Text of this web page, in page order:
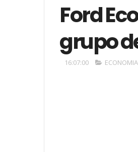
Ford
grupo
16:07:00 ECONOMIA